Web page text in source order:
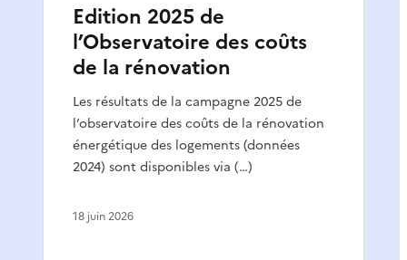
Edition 2025 de
l’Observatoire des coûts
de la rénovation
Les résultats de la campagne 2025 de
l’observatoire des coûts de la rénovation
énergétique des logements (données
2024) sont disponibles via (…)
18 juin 2026